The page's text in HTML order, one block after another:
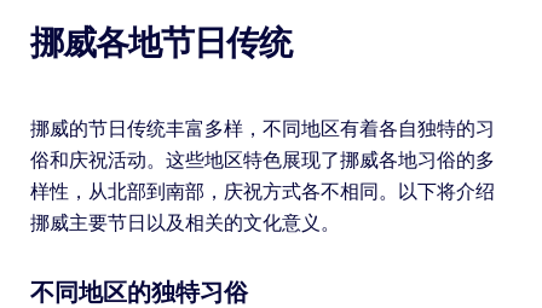
挪威各地节日传统
挪威的节日传统丰富多样，不同地区有着各自独特的习
俗和庆祝活动。这些地区特色展现了挪威各地习俗的多
样性，从北部到南部，庆祝方式各不相同。以下将介绍
挪威主要节日以及相关的文化意义。
不同地区的独特习俗